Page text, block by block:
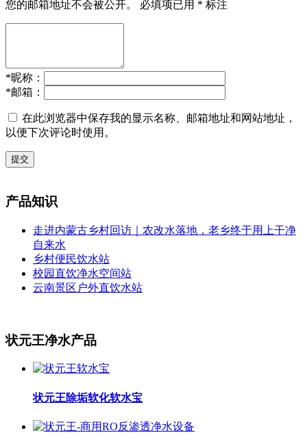
您的邮箱地址不会被公开。 必填项已用 * 标注
*昵称：
*邮箱：
在此浏览器中保存我的显示名称、邮箱地址和网站地址，
以便下次评论时使用。
提交
产品知识
走进内蒙古乡村回访｜农改水落地，老乡终于用上干净
自来水
乡村便民饮水站
校园直饮净水空间站
云南景区户外直饮水站
状元王净水产品
状元王除垢软化软水宝